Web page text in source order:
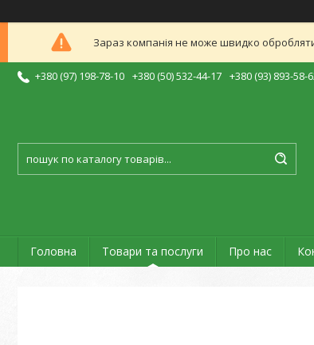
Зараз компанія не може швидко
+380 (97) 198-78-10 +380 (50) 532-44-17 +380 (93) 893-58-
Головна Товари та послуги Про нас